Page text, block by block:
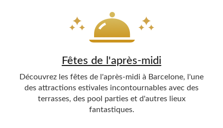
Fêtes de l'après-midi
Découvrez les fêtes de l'après-midi à Barcelone, l'une
des attractions estivales incontournables avec des
terrasses, des pool parties et d'autres lieux
fantastiques.